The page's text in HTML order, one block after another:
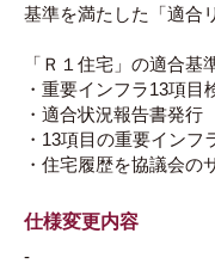
基準を満たした「適合
「Ｒ１住宅」の適合基
・重要インフラ13項目
・適合状況報告書発行
・13項目の重要インフ
・住宅履歴を協議会の
仕様変更内容
-